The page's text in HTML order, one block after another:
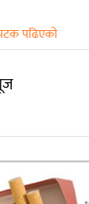
पढिएको